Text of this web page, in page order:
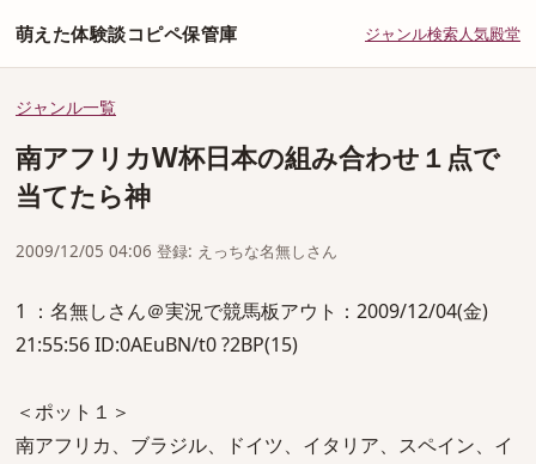
萌えた体験談コピペ保管庫 ジャンル検索人気殿堂
ジャンル一覧
南アフリカW杯日本の組み合わせ１点で
当てたら神
2009/12/05 04:06 登録: えっちな名無しさん
1 ：名無しさん＠実況で競馬板アウト：2009/12/04(金)
21:55:56 ID:0AEuBN/t0 ?2BP(15)
＜ポット１＞
南アフリカ、ブラジル、ドイツ、イタリア、スペイン、イ